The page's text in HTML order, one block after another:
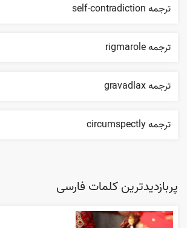
ترجمه self-contradiction
ترجمه rigmarole
ترجمه gravadlax
ترجمه circumspectly
پربازدیدترین کلمات فارسی